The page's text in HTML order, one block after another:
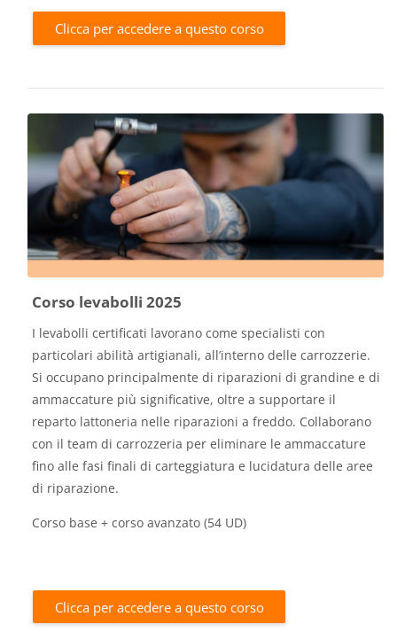
Clicca per accedere a questo corso
Corso levabolli 2025
I levabolli certificati lavorano come specialisti con
particolari abilità artigianali, all’interno delle carrozzerie.
Si occupano principalmente di riparazioni di grandine e di
ammaccature più significative, oltre a supportare il
reparto lattoneria nelle riparazioni a freddo. Collaborano
con il team di carrozzeria per eliminare le ammaccature
fino alle fasi finali di carteggiatura e lucidatura delle aree
di riparazione.
Corso base + corso avanzato (54 UD)
Clicca per accedere a questo corso